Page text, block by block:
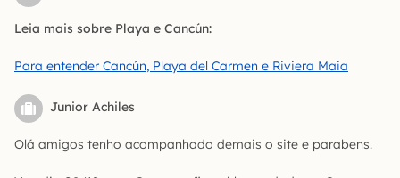
Leia mais sobre Playa e Cancún:
Para entender Cancún, Playa del Carmen e Riviera Maia
Junior Achiles
Olá amigos tenho acompanhado demais o site e parabens.